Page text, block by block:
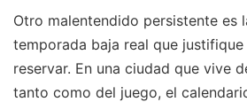
Otro malentendido persistente es
temporada baja real que justifique
reservar. En una ciudad que vive
tanto como del juego, el